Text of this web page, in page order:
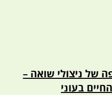
של ניצולי שואה –
בעוני